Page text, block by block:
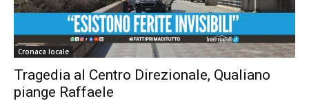
Cronaca locale
Tragedia al Centro Direzionale, Qualiano
piange Raffaele